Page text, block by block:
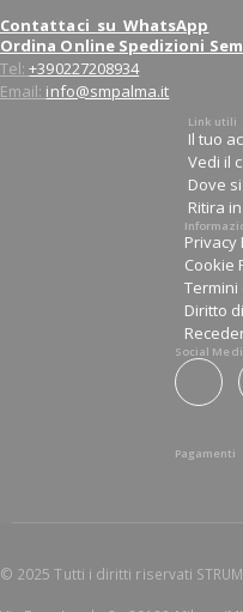
Contattaci su WhatsApp
Ordina Online Spedizioni
Tel:+390227208934
Email: info@smpalma.it
Link utili
Il tuo
Vedi il
Dove
Ritira
Privacy
Cookie
Diritto
Social
Pagamenti
© 2025 Tutti i diritti riservati